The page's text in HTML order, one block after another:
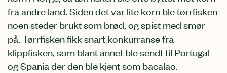
fra andre land. Siden det var lite korn ble tørrfisken
noen steder brukt som brød, og spist med smør
på. Tørrfisken fikk snart konkurranse fra
klippfisken, som blant annet ble sendt til Portugal
og Spania der den ble kjent som bacalao.